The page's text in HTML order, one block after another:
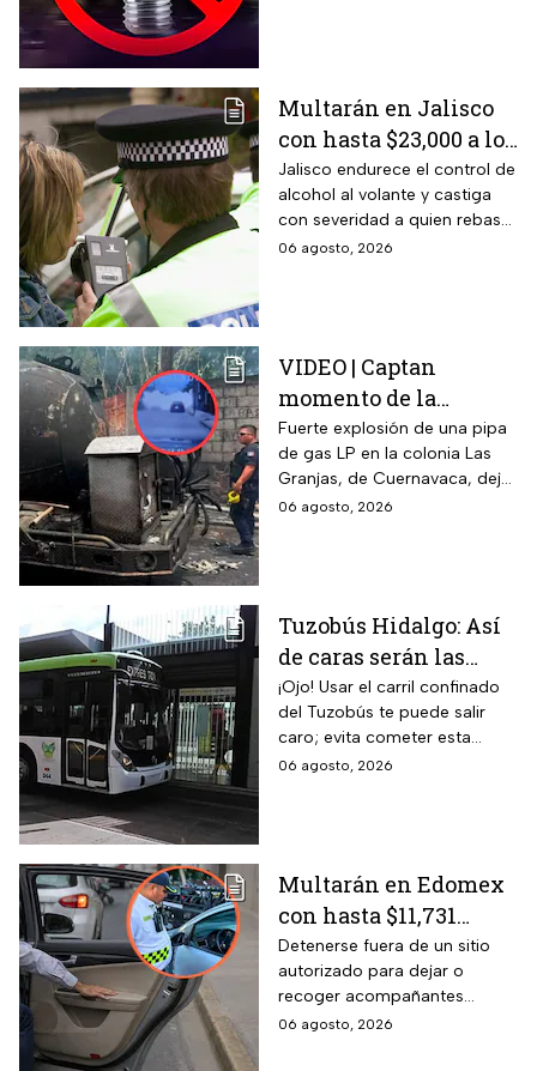
Multarán en Jalisco
con hasta $23,000 a los
conductores que
superen este límite en
la prueba de
alcoholemia
Jalisco endurece el control de
alcohol al volante y castiga
con severidad a quien rebase
el nuevo límite de sangre o
06 agosto, 2026
VIDEO | Captan
momento de la
explosión de pipa de
gas en Cuernavaca:
¡Imágenes sensibles!
Fuerte explosión de una pipa
de gas LP en la colonia Las
Granjas, de Cuernavaca, dejó
21 heridos y causó pánico
06 agosto, 2026
Tuzobús Hidalgo: Así
de caras serán las
MULTAS por invadir
el carril confinado a
partir de esta fecha
¡Ojo! Usar el carril confinado
del Tuzobús te puede salir
caro; evita cometer esta
infracción a partir de agosto.
06 agosto, 2026
Multarán en Edomex
con hasta $11,731
pesos a todos los
conductores que
realicen esta práctica
tan común para subir
Detenerse fuera de un sitio
autorizado para dejar o
recoger acompañantes
puede salir carísimo en
06 agosto, 2026